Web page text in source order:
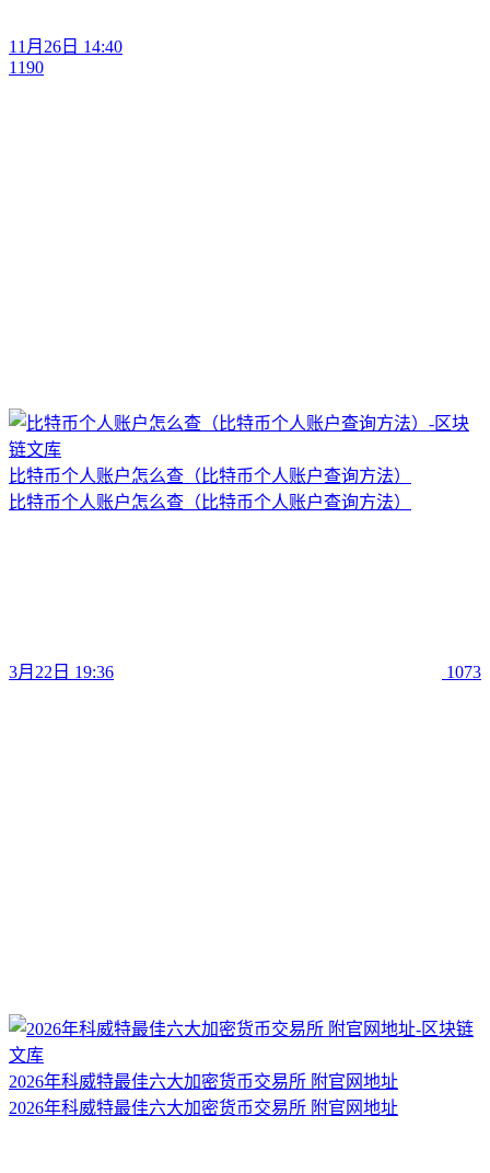
11月26日 14:40
1190
比特币个人账户怎么查（比特币个人账户查询方法）
比特币个人账户怎么查（比特币个人账户查询方法）
3月22日 19:36 1073
2026年科威特最佳六大加密货币交易所 附官网地址
2026年科威特最佳六大加密货币交易所 附官网地址